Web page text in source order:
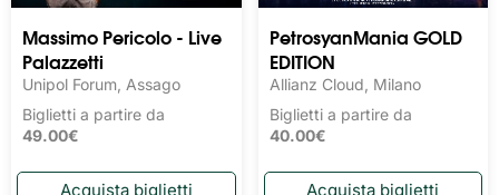
Massimo Pericolo - Live
Palazzetti
Unipol Forum, Assago
Biglietti a partire da
49.00€
PetrosyanMania GOLD
EDITION
Allianz Cloud, Milano
Biglietti a partire da
40.00€